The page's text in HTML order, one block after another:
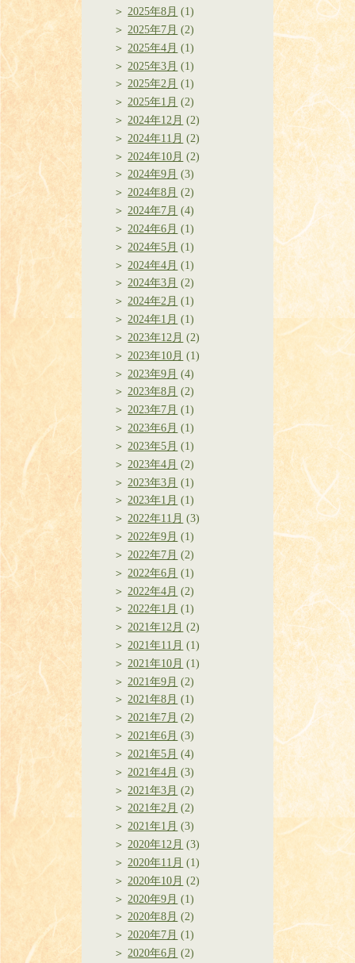
2025年8月 (1)
2025年7月 (2)
2025年4月 (1)
2025年3月 (1)
2025年2月 (1)
2025年1月 (2)
2024年12月 (2)
2024年11月 (2)
2024年10月 (2)
2024年9月 (3)
2024年8月 (2)
2024年7月 (4)
2024年6月 (1)
2024年5月 (1)
2024年4月 (1)
2024年3月 (2)
2024年2月 (1)
2024年1月 (1)
2023年12月 (2)
2023年10月 (1)
2023年9月 (4)
2023年8月 (2)
2023年7月 (1)
2023年6月 (1)
2023年5月 (1)
2023年4月 (2)
2023年3月 (1)
2023年1月 (1)
2022年11月 (3)
2022年9月 (1)
2022年7月 (2)
2022年6月 (1)
2022年4月 (2)
2022年1月 (1)
2021年12月 (2)
2021年11月 (1)
2021年10月 (1)
2021年9月 (2)
2021年8月 (1)
2021年7月 (2)
2021年6月 (3)
2021年5月 (4)
2021年4月 (3)
2021年3月 (2)
2021年2月 (2)
2021年1月 (3)
2020年12月 (3)
2020年11月 (1)
2020年10月 (2)
2020年9月 (1)
2020年8月 (2)
2020年7月 (1)
2020年6月 (2)